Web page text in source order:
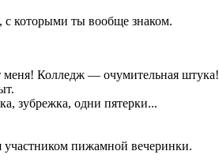
с которыми ты вообще знаком.
меня! Колледж — очумительная штука!
зубрежка, одни пятерки...
участником пижамной вечеринки.